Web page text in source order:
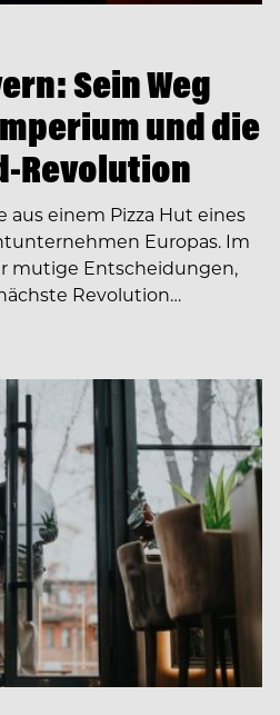
Sein Weg
und die
Revolution
aus einem Pizza Hut eines
Europas. Im
mutige Entscheidungen,
Revolution…